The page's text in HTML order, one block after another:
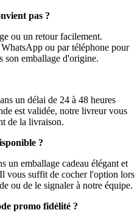
pas ?
ou un retour facilement.
ou par téléphone pour
son emballage d'origine.
un délai de 24 à 48 heures
est validée, notre livreur vous
de la livraison.
?
un emballage cadeau élégant et
vous suffit de cocher l'option lors
ou de le signaler à notre équipe.
promo fidélité ?